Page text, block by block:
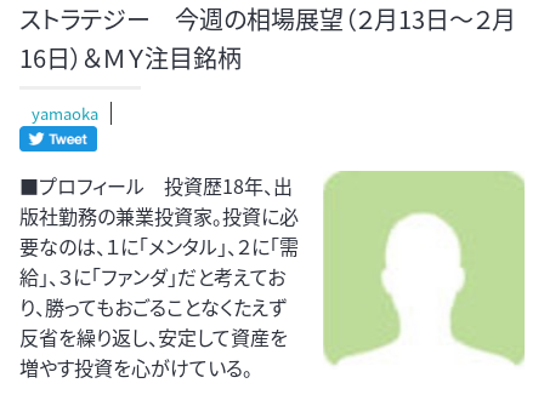
ストラテジー 今週の相場展望（２月13日～２月
16日）＆ＭＹ注目銘柄
yamaoka
■プロフィール 投資歴18年、出
版社勤務の兼業投資家。投資に必
要なのは、１に「メンタル」、２に「需
給」、３に「ファンダ」だと考えてお
り、勝ってもおごることなくたえず
反省を繰り返し、安定して資産を
増やす投資を心がけている。